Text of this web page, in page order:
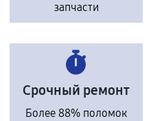
запчасти
Срочный ремонт
Более 88% поломок